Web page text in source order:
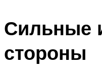
Сильные
стороны